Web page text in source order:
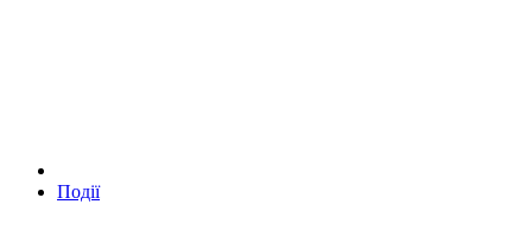
Події